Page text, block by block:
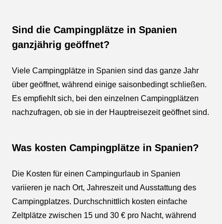
Sind die Campingplätze in Spanien
ganzjährig geöffnet?
Viele Campingplätze in Spanien sind das ganze Jahr
über geöffnet, während einige saisonbedingt schließen.
Es empfiehlt sich, bei den einzelnen Campingplätzen
nachzufragen, ob sie in der Hauptreisezeit geöffnet sind.
Was kosten Campingplätze in Spanien?
Die Kosten für einen Campingurlaub in Spanien
variieren je nach Ort, Jahreszeit und Ausstattung des
Campingplatzes. Durchschnittlich kosten einfache
Zeltplätze zwischen 15 und 30 € pro Nacht, während